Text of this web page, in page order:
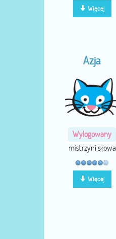
Więcej
Azja
Wylogowany
mistrzyni słowa
Więcej